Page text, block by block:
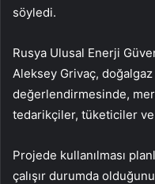
söyledi.
Rusya Ulusal Enerji
Aleksey Grivaç,
değerlendirmesinde,
tedarikçiler, tüketiciler ve
Projede kullanılması
çalışır durumda